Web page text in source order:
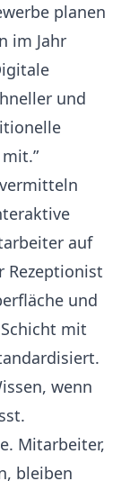
planen
im Jahr
und
auf
Rezeptionist
und
mit
wenn
Mitarbeiter,
bleiben